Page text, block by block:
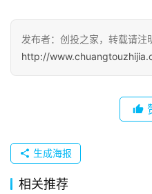
业
品
并
购
登录
发布者：创投之家，转载请注
http://
生成海报
相关推荐